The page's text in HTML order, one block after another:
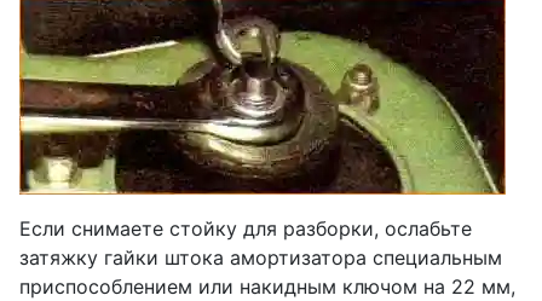
Если снимаете стойку для разборки, ослабьте
затяжку гайки штока амортизатора специальным
приспособлением или накидным ключом на 22 мм,